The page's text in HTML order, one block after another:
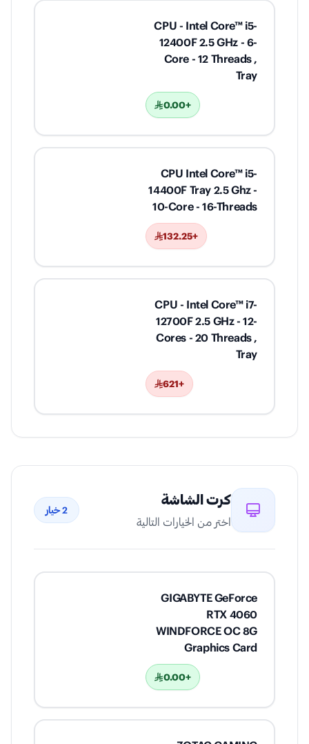
CPU - Intel Core™ i5-
12400F 2.5 GHz - 6-
Core - 12 Threads ,
Tray
+0.00
CPU Intel Core™ i5-
14400F Tray 2.5 Ghz -
10-Core - 16-Threads
+132.25
CPU - Intel Core™ i7-
12700F 2.5 GHz - 12-
Cores - 20 Threads ,
Tray
+621
كرت الشاشة
اختر من الخيارات التالية
2خيار
GIGABYTE GeForce
RTX 4060
WINDFORCE OC 8G
Graphics Card
+0.00